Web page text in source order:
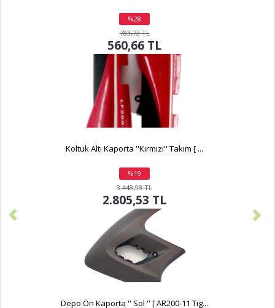
%28
indirim
783,73 TL
560,66 TL
Koltuk Altı Kaporta ''Kırmızı'' Takım [ ...
%19
indirim
3.448,98 TL
2.805,53 TL
Depo Ön Kaporta '' Sol '' [ AR200-11 Tig...